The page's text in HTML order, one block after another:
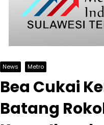
News Metro
Bea Cukai
Batang